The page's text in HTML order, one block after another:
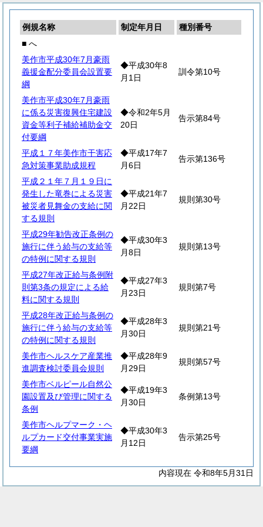
例規名称 制定年月日
種別番号
■ へ
美作市平成30年7月豪雨
義援金配分委員会設置要
綱
◆平成30年8
月1日
訓令第10号
美作市平成30年7月豪雨
に係る災害復興住宅建設
資金等利子補給補助金交
付要綱
◆令和2年5月
20日
告示第84号
平成１７年美作市干害応
急対策事業助成規程
◆平成17年7
月6日
告示第136号
平成２１年７月１９日に
発生した竜巻による災害
被災者見舞金の支給に関
する規則
◆平成21年7
月22日
規則第30号
平成29年勧告改正条例の
施行に伴う給与の支給等
の特例に関する規則
◆平成30年3
月8日
規則第13号
平成27年改正給与条例附
則第3条の規定による給
料に関する規則
◆平成27年3
月23日
規則第7号
平成28年改正給与条例の
施行に伴う給与の支給等
の特例に関する規則
◆平成28年3
月30日
規則第21号
美作市ヘルスケア産業推
進調査検討委員会規則
◆平成28年9
月29日
規則第57号
美作市ベルピール自然公
園設置及び管理に関する
条例
◆平成19年3
月30日
条例第13号
美作市ヘルプマーク・ヘ
ルプカード交付事業実施
要綱
◆平成30年3
月12日
告示第25号
内容現在 令和8年5月31日